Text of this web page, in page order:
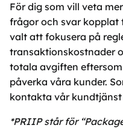
För dig som vill veta
frågor och svar kopplat
valt att fokusera på
transaktionskostnader
totala avgiften
påverka våra kunder.
kontakta vår
*PRIIP står för